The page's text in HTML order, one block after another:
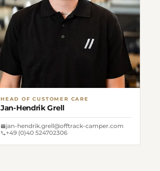
HEAD OF CUSTOMER CARE
Jan-Hendrik Grell
jan-hendrik.grell@offtrack-camper.com
+49 (0)40 524702306